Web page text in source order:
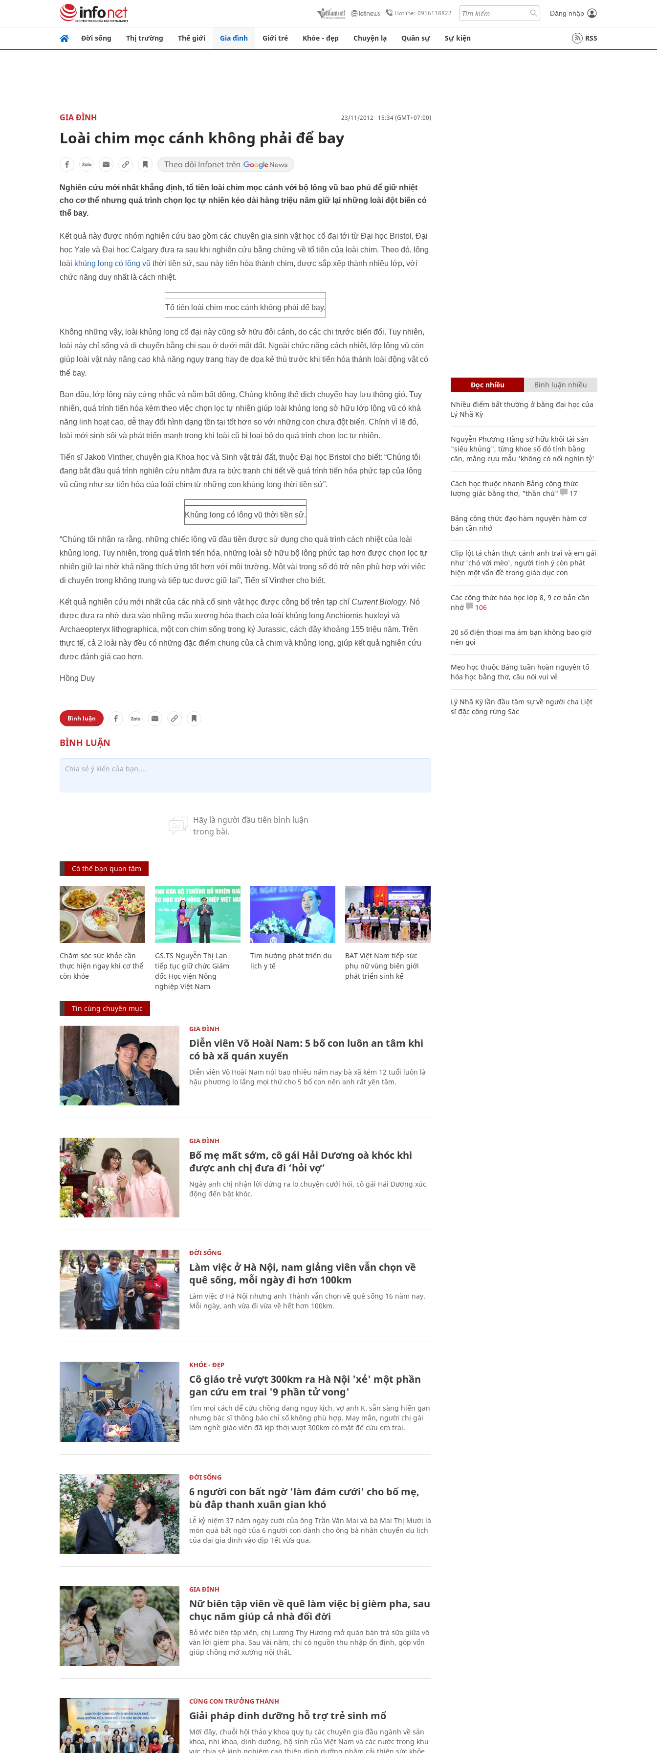
Hotline: 0916118822 Đăng nhập
Đời sống Thị trường Thế giới Gia đình Giới trẻ Khỏe - đẹp Chuyện lạ Quân sự Sự kiện RSS
GIA ĐÌNH 23/11/2012 15:34 (GMT+07:00)
Loài chim mọc cánh không phải để bay
Nghiên cứu mới nhất khẳng định, tổ tiên loài chim mọc cánh với bộ lông vũ bao phủ để giữ nhiệt
cho cơ thể nhưng quá trình chọn lọc tự nhiên kéo dài hàng triệu năm giữ lại những loài đột biến có
thể bay.
Kết quả này được nhóm nghiên cứu bao gồm các chuyên gia sinh vật học cổ đại tới từ Đại học Bristol, Đại
học Yale và Đại học Calgary đưa ra sau khi nghiên cứu bằng chứng về tổ tiên của loài chim. Theo đó, lông
loài khủng long có lông vũ thời tiền sử, sau này tiến hóa thành chim, được sắp xếp thành nhiều lớp, với
chức năng duy nhất là cách nhiệt.
Tổ tiên loài chim mọc cánh không phải để bay.
Không những vậy, loài khủng long cổ đại này cũng sở hữu đôi cánh, do các chi trước biến đổi. Tuy nhiên,
loài này chỉ sống và di chuyển bằng chi sau ở dưới mặt đất. Ngoài chức năng cách nhiệt, lớp lông vũ còn
giúp loài vật này nâng cao khả năng ngụy trang hay đe dọa kẻ thù trước khi tiến hóa thành loài động vật có
thể bay.
Ban đầu, lớp lông này cứng nhắc và nằm bất động. Chúng không thể dịch chuyển hay lưu thông gió. Tuy
nhiên, quá trình tiến hóa kèm theo việc chọn lọc tự nhiên giúp loài khủng long sở hữu lớp lông vũ có khả
năng linh hoạt cao, dễ thay đổi hình dạng tồn tại tốt hơn so với những con chưa đột biến. Chính vì lẽ đó,
loài mới sinh sôi và phát triển mạnh trong khi loài cũ bị loại bỏ do quá trình chọn lọc tự nhiên.
Tiến sĩ Jakob Vinther, chuyên gia Khoa học và Sinh vật trái đất, thuộc Đại học Bristol cho biết: “Chúng tôi
đang bắt đầu quá trình nghiên cứu nhằm đưa ra bức tranh chi tiết về quá trình tiến hóa phức tạp của lông
vũ cũng như sự tiến hóa của loài chim từ những con khủng long thời tiền sử”.
Khủng long có lông vũ thời tiền sử.
“Chúng tôi nhận ra rằng, những chiếc lông vũ đầu tiên được sử dụng cho quá trình cách nhiệt của loài
khủng long. Tuy nhiên, trong quá trình tiến hóa, những loài sở hữu bộ lông phức tạp hơn được chọn lọc tự
nhiên giữ lại nhờ khả năng thích ứng tốt hơn với môi trường. Một vài trong số đó trở nên phù hợp với việc
di chuyển trong không trung và tiếp tục được giữ lại”, Tiến sĩ Vinther cho biết.
Kết quả nghiên cứu mới nhất của các nhà cổ sinh vật học được công bố trên tạp chí Current Biology. Nó
được đưa ra nhờ dựa vào những mẩu xương hóa thạch của loài khủng long Anchiornis huxleyi và
Archaeopteryx lithographica, một con chim sống trong kỷ Jurassic, cách đây khoảng 155 triệu năm. Trên
thực tế, cả 2 loài này đều có những đặc điểm chung của cả chim và khủng long, giúp kết quả nghiên cứu
được đánh giá cao hơn.
Hồng Duy
Bình luận
Có thể bạn quan tâm
Chăm sóc sức khỏe cần
thực hiện ngay khi cơ thể
còn khỏe
GS.TS Nguyễn Thị Lan
tiếp tục giữ chức Giám
đốc Học viện Nông
nghiệp Việt Nam
Tìm hướng phát triển du
lịch y tế
BAT Việt Nam tiếp sức
phụ nữ vùng biên giới
phát triển sinh kế
Tin cùng chuyên mục
GIA ĐÌNH
Diễn viên Võ Hoài Nam: 5 bố con luôn an tâm khi
có bà xã quán xuyến
Diễn viên Võ Hoài Nam nói bao nhiêu năm nay bà xã kém 12 tuổi luôn là
hậu phương lo lắng mọi thứ cho 5 bố con nên anh rất yên tâm.
GIA ĐÌNH
Bố mẹ mất sớm, cô gái Hải Dương oà khóc khi
được anh chị đưa đi ‘hỏi vợ’
Ngày anh chị nhận lời đứng ra lo chuyện cưới hỏi, cô gái Hải Dương xúc
động đến bật khóc.
ĐỜI SỐNG
Làm việc ở Hà Nội, nam giảng viên vẫn chọn về
quê sống, mỗi ngày đi hơn 100km
Làm việc ở Hà Nội nhưng anh Thành vẫn chọn về quê sống 16 năm nay.
Mỗi ngày, anh vừa đi vừa về hết hơn 100km.
KHỎE - ĐẸP
Cô giáo trẻ vượt 300km ra Hà Nội 'xẻ' một phần
gan cứu em trai '9 phần tử vong'
Tìm mọi cách để cứu chồng đang nguy kịch, vợ anh K. sẵn sàng hiến gan
nhưng bác sĩ thông báo chỉ số không phù hợp. May mắn, người chị gái
làm nghề giáo viên đã kịp thời vượt 300km có mặt để cứu em trai.
ĐỜI SỐNG
6 người con bất ngờ 'làm đám cưới' cho bố mẹ,
bù đắp thanh xuân gian khó
Lễ kỷ niệm 37 năm ngày cưới của ông Trần Văn Mai và bà Mai Thị Mười là
món quà bất ngờ của 6 người con dành cho ông bà nhân chuyến du lịch
của đại gia đình vào dịp Tết vừa qua.
GIA ĐÌNH
Nữ biên tập viên về quê làm việc bị gièm pha, sau
chục năm giúp cả nhà đổi đời
Bỏ việc biên tập viên, chị Lương Thy Hương mở quán bán trà sữa giữa vô
vàn lời gièm pha. Sau vài năm, chị có nguồn thu nhập ổn định, góp vốn
giúp chồng mở xưởng nội thất.
CÙNG CON TRƯỞNG THÀNH
Giải pháp dinh dưỡng hỗ trợ trẻ sinh mổ
Mới đây, chuỗi hội thảo y khoa quy tụ các chuyên gia đầu ngành về sản
khoa, nhi khoa, dinh dưỡng, hộ sinh của Việt Nam và các nước trong khu
Đọc nhiều Bình luận nhiều
Nhiều điểm bất thường ở bằng đại học của
Lý Nhã Kỳ
Nguyễn Phương Hằng sở hữu khối tài sản
"siêu khủng", từng khoe sổ đỏ tính bằng
cân, mắng cựu mẫu 'không có nổi nghìn tỷ'
Cách học thuộc nhanh Bảng công thức
lượng giác bằng thơ, "thần chú"
17
Bảng công thức đạo hàm nguyên hàm cơ
bản cần nhớ
Clip lột tả chân thực cảnh anh trai và em gái
như 'chó với mèo', người tinh ý còn phát
hiện một vấn đề trong giáo dục con
Các công thức hóa học lớp 8, 9 cơ bản cần
nhớ
106
20 số điện thoại ma ám bạn không bao giờ
nên gọi
Mẹo học thuộc Bảng tuần hoàn nguyên tố
hóa học bằng thơ, câu nói vui vẻ
Lý Nhã Kỳ lần đầu tâm sự về người cha Liệt
sĩ đặc công rừng Sác